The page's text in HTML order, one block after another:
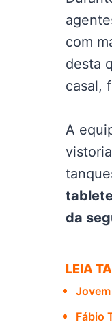
com
desta
casal,
A
da
LEIA
Fábio